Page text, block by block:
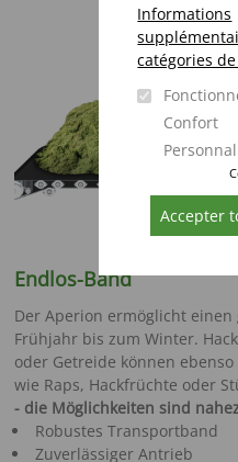
Informations
catégories
Confort
Accepter
Endlos-Band
Der Aperion ermöglicht einen
Frühjahr bis zum Winter.
oder Getreide können
wie Raps, Hackfrüchte oder
- die Möglichkeiten sind
Robustes Transportband
Zuverlässiger Antrieb